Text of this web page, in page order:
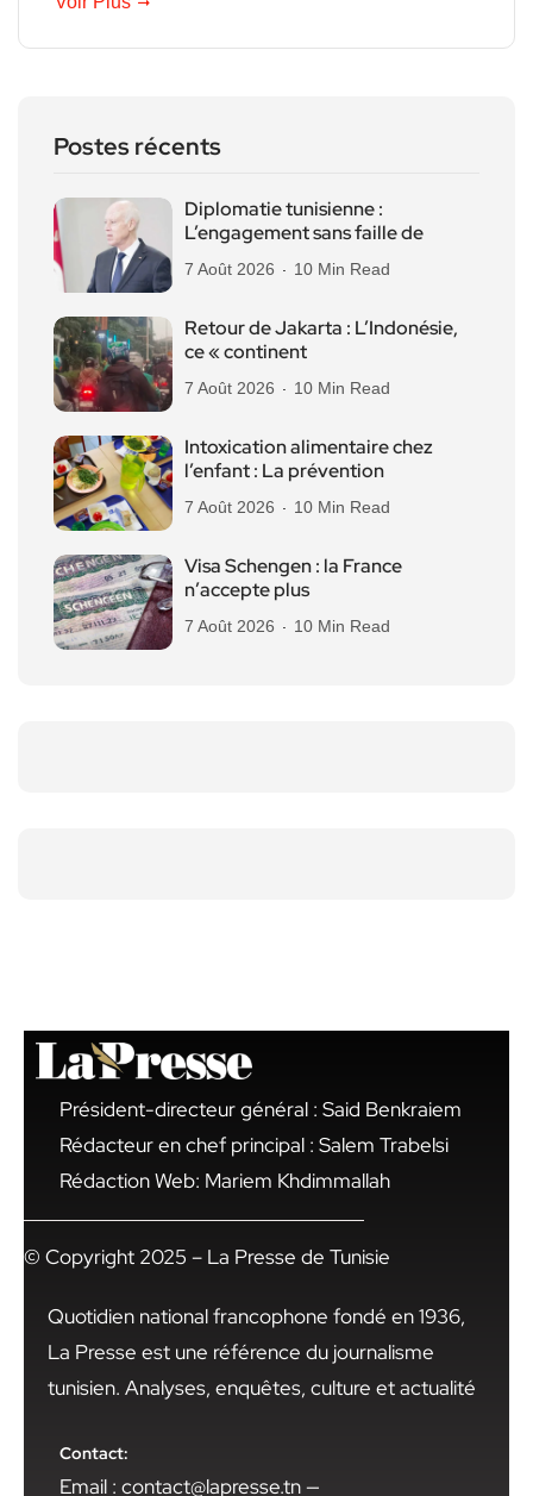
Postes récents
Diplomatie tunisienne :
L’engagement sans faille de
7 Août 2026 10 Min Read
Retour de Jakarta : L’Indonésie,
ce « continent
7 Août 2026 10 Min Read
Intoxication alimentaire chez
l’enfant : La prévention
7 Août 2026 10 Min Read
Visa Schengen : la France
n’accepte plus
7 Août 2026 10 Min Read
Président-directeur général : Said Benkraiem
Rédacteur en chef principal : Salem Trabelsi
Rédaction Web: Mariem Khdimmallah
© Copyright 2025 – La Presse de Tunisie
Quotidien national francophone fondé en 1936,
La Presse est une référence du journalisme
tunisien. Analyses, enquêtes, culture et actualité
Contact:
Email : contact@lapresse.tn —